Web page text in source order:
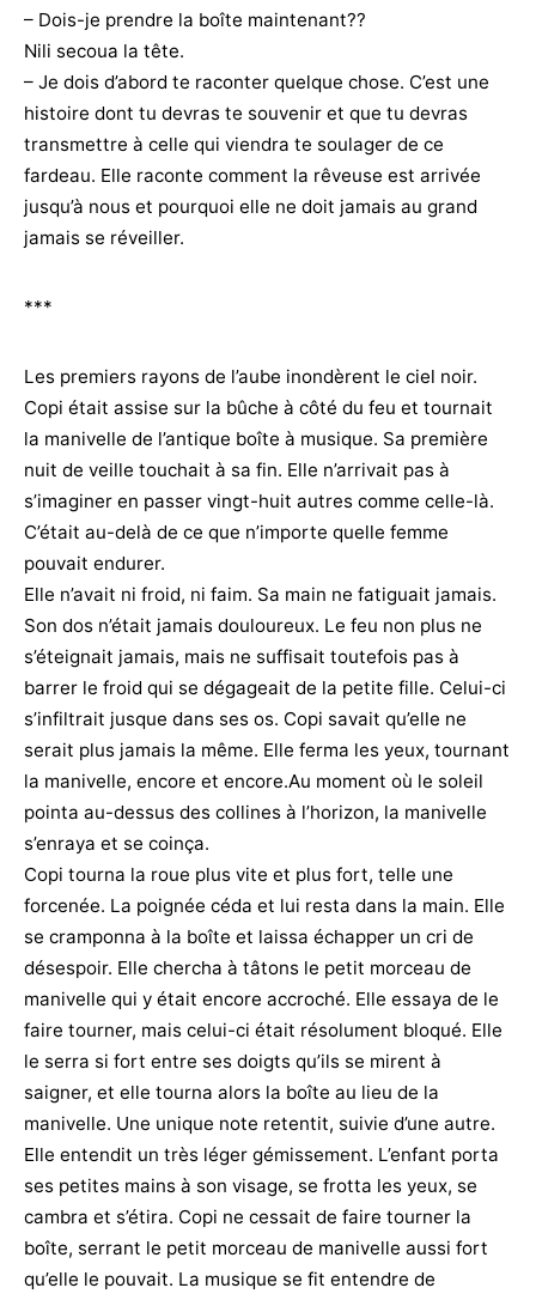
– Dois-je prendre la boîte maintenant??
Nili secoua la tête.
– Je dois d’abord te raconter quelque chose. C’est une
histoire dont tu devras te souvenir et que tu devras
transmettre à celle qui viendra te soulager de ce
fardeau. Elle raconte comment la rêveuse est arrivée
jusqu’à nous et pourquoi elle ne doit jamais au grand
jamais se réveiller.
***
Les premiers rayons de l’aube inondèrent le ciel noir.
Copi était assise sur la bûche à côté du feu et tournait
la manivelle de l’antique boîte à musique. Sa première
nuit de veille touchait à sa fin. Elle n’arrivait pas à
s’imaginer en passer vingt-huit autres comme celle-là.
C’était au-delà de ce que n’importe quelle femme
pouvait endurer.
Elle n’avait ni froid, ni faim. Sa main ne fatiguait jamais.
Son dos n’était jamais douloureux. Le feu non plus ne
s’éteignait jamais, mais ne suffisait toutefois pas à
barrer le froid qui se dégageait de la petite fille. Celui-ci
s’infiltrait jusque dans ses os. Copi savait qu’elle ne
serait plus jamais la même. Elle ferma les yeux, tournant
la manivelle, encore et encore.Au moment où le soleil
pointa au-dessus des collines à l’horizon, la manivelle
s’enraya et se coinça.
Copi tourna la roue plus vite et plus fort, telle une
forcenée. La poignée céda et lui resta dans la main. Elle
se cramponna à la boîte et laissa échapper un cri de
désespoir. Elle chercha à tâtons le petit morceau de
manivelle qui y était encore accroché. Elle essaya de le
faire tourner, mais celui-ci était résolument bloqué. Elle
le serra si fort entre ses doigts qu’ils se mirent à
saigner, et elle tourna alors la boîte au lieu de la
manivelle. Une unique note retentit, suivie d’une autre.
Elle entendit un très léger gémissement. L’enfant porta
ses petites mains à son visage, se frotta les yeux, se
cambra et s’étira. Copi ne cessait de faire tourner la
boîte, serrant le petit morceau de manivelle aussi fort
qu’elle le pouvait. La musique se fit entendre de